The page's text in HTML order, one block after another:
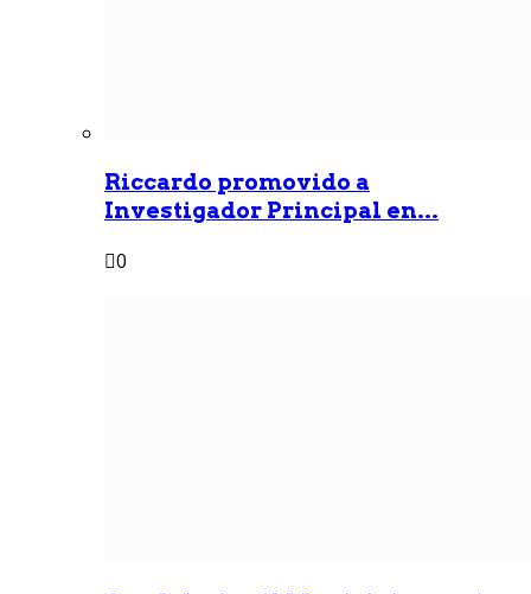
Riccardo promovido a
Investigador Principal en...
0